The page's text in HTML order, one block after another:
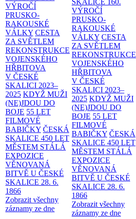
VÝROČÍ
PRUSKO-
RAKOUSKÉ
VÁLKY CESTA
ZA SVĚTLEM
REKONSTRUKCE
VOJENSKÉHO
HŘBITOVA
V ČESKÉ
SKALICI 2023–
2025 KDYŽ MUŽI
(NE)JDOU DO
BOJE 55 LET
FILMOVÉ
BABIČKY ČESKÁ
SKALICE 450 LET
MĚSTEM STÁLÁ
EXPOZICE
VĚNOVANÁ
BITVĚ U ČESKÉ
SKALICE 28. 6.
1866
Zobrazit všechny
záznamy ze dne
SKALICE 160.
VÝROČÍ
PRUSKO-
RAKOUSKÉ
VÁLKY CESTA
ZA SVĚTLEM
REKONSTRUKCE
VOJENSKÉHO
HŘBITOVA
V ČESKÉ
SKALICI 2023–
2025 KDYŽ MUŽI
(NE)JDOU DO
BOJE 55 LET
FILMOVÉ
BABIČKY ČESKÁ
SKALICE 450 LET
MĚSTEM STÁLÁ
EXPOZICE
VĚNOVANÁ
BITVĚ U ČESKÉ
SKALICE 28. 6.
1866
Zobrazit všechny
záznamy ze dne